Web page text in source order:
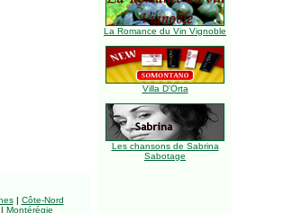
La Romance du Vin Vignoble
Villa D'Orta
Les chansons de Sabrina
Sabotage
| Côte-Nord
| Montérégie